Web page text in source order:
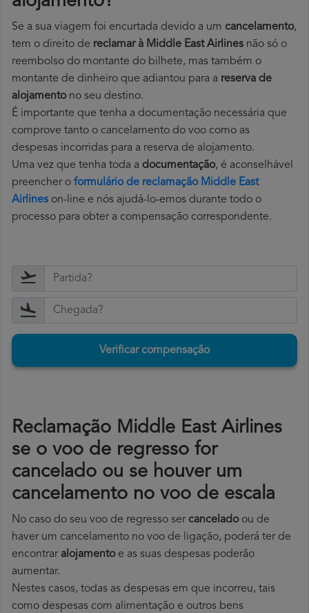
Se a sua viagem foi encurtada devido a um cancelamento,
tem o direito de reclamar à Middle East Airlines não só o
reembolso do montante do bilhete, mas também o
montante de dinheiro que adiantou para a reserva de
alojamentono seu destino.
É importante que tenha a documentação necessária que
comprove tanto o cancelamento do voo como as
despesas incorridas para a reserva de alojamento.
Uma vez que tenha toda a documentação, é aconselhável
preencher o formulário de reclamação Middle East
Airlines on-line e nós ajudá-lo-emos durante todo o
processo para obter a compensação correspondente.
Verificar compensação
Reclamação Middle East Airlines
se o voo de regresso for
cancelado ou se houver um
cancelamento no voo de escala
No caso do seu voo de regresso ser canceladoou de
haver um cancelamento no voo de ligação, poderá ter de
encontrar alojamentoe as suas despesas poderão
aumentar.
Nestes casos, todas as despesas em que incorreu, tais
como despesas com alimentação e outros bens